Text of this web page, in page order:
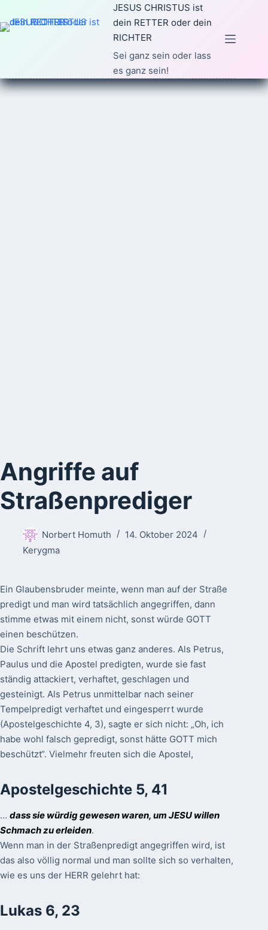
Inhalt
JESUS CHRISTUS ist
dein RETTER oder dein
RICHTER
Sei ganz sein oder lass
es ganz sein!
Angriffe auf
Straßenprediger
Norbert Homuth
14. Oktober 2024
Kerygma
Ein Glaubensbruder meinte, wenn man auf der Straße
predigt und man wird tatsächlich angegriffen, dann
stimme etwas mit einem nicht, sonst würde GOTT
einen beschützen.
Die Schrift lehrt uns etwas ganz anderes. Als Petrus,
Paulus und die Apostel predigten, wurde sie fast
ständig attackiert, verhaftet, geschlagen und
gesteinigt. Als Petrus unmittelbar nach seiner
Tempelpredigt verhaftet und eingesperrt wurde
(Apostelgeschichte 4, 3), sagte er sich nicht: „Oh, ich
habe wohl falsch gepredigt, sonst hätte GOTT mich
beschützt“. Vielmehr freuten sich die Apostel,
Apostelgeschichte 5, 41
… dass sie würdig gewesen waren, um JESU willen
Schmach zu erleiden.
Wenn man in der Straßenpredigt angegriffen wird, ist
das also völlig normal und man sollte sich so verhalten,
wie es uns der HERR gelehrt hat:
Lukas 6, 23